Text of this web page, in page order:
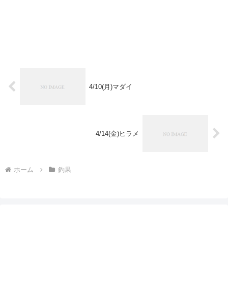
4/10(月)マダイ
4/14(金)ヒラメ
ホーム 釣果